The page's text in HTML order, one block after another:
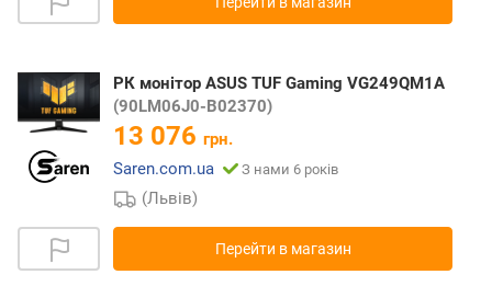
РК монітор ASUS TUF Gaming VG249QM1A
(90LM06J0-B02370)
13 076 грн.
Saren.com.ua
З нами 6 років
(Львів)
Перейти в магазин